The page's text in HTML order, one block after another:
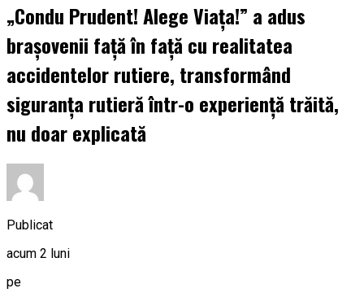
„Condu Prudent! Alege Viața!” a adus
brașovenii față în față cu realitatea
accidentelor rutiere, transformând
siguranța rutieră într-o experiență trăită,
nu doar explicată
Publicat
acum 2 luni
pe